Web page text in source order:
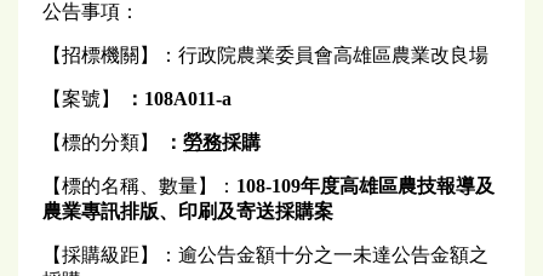
公告事項：
【招標機關】：行政院農業委員會高雄區農業改良場
【案號】 ：108A011-a
【標的分類】 ： 勞務採購
【標的名稱、數量】： 108-109年度高雄區農技報導及
農業專訊排版、印刷及寄送採購案
【採購級距】：逾公告金額十分之一未達公告金額之